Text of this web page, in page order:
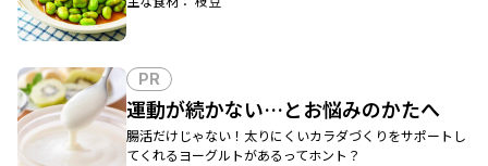
PR
運動が続かない…とお悩みのかたへ
腸活だけじゃない！太りにくいカラダづくりをサポートし
てくれるヨーグルトがあるってホント？